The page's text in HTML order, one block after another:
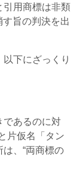
用商標は非類
旨の判決を出
下にざっくり
あるのに対
片仮名「タン
、“両商標の